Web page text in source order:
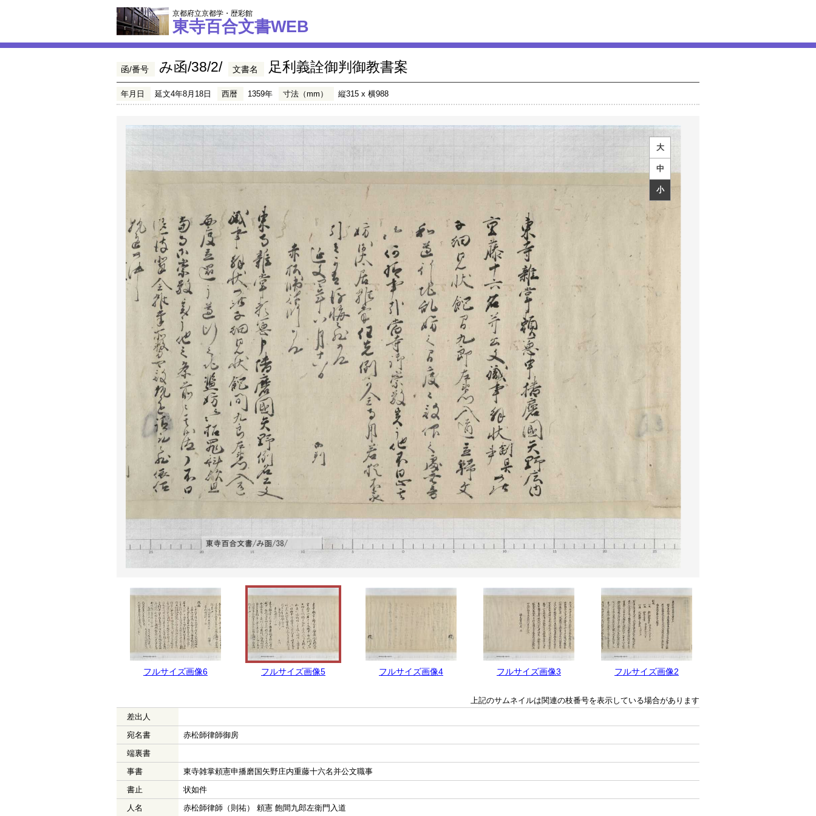
京都府立京都学・歴彩館
東寺百合文書WEB
函/番号 み函/38/2/ 文書名 足利義詮御判御教書案
年月日 延文4年8月18日 西暦 1359年 寸法（mm） 縦315 x 横988
大
中
小
フルサイズ画像6 フルサイズ画像5 フルサイズ画像4 フルサイズ画像3 フルサイズ画像2
上記のサムネイルは関連の枝番号を表示している場合があります
差出人
宛名書
赤松師律師御房
端裏書
事書
東寺雑掌頼憲申播磨国矢野庄内重藤十六名并公文職事
書止
状如件
人名
赤松師律師（則祐） 頼憲 飽間九郎左衛門入道